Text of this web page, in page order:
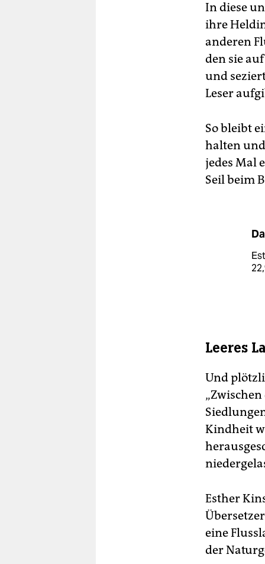
In diese
ihre
anderen
den sie
und
Leser
So bleibt
halten
jedes Mal
Seil beim
Leeres
Und
Kindheit
Esther
eine
der